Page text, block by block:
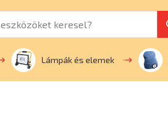
Lámpák és elemek